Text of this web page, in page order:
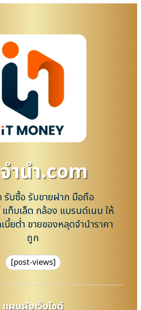
านํา.com
รับซื้อ รับขายฝาก มือถือ
ท็บเล็ต กล้อง แบรนด์เนม ให้
บี้ยต่ำ ขายของหลุดจำนำราคา
ถูก
[post-views]
แผนผังเว็บไซต์